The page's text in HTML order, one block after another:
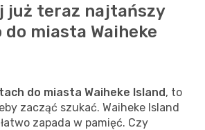
już teraz najtańszy
do miasta Waiheke
do miasta Waiheke Island, to
zacząć szukać. Waiheke Island
zapada w pamięć. Czy